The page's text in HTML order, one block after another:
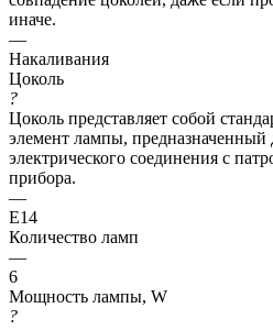
галогенными, светодиодными и
совпадение цоколей, даже если
иначе.
—
Накаливания
Цоколь
?
Цоколь представляет собой
элемент лампы, предназначенный
электрического соединения с
прибора.
—
E14
Количество ламп
—
6
Мощность лампы, W